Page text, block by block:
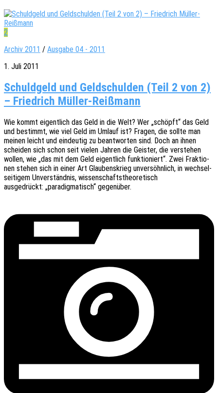
2
Archiv 2011 / Ausgabe 04 - 2011
1. Juli 2011
Schuldgeld und Geldschulden (Teil 2 von 2)
– Friedrich Müller-Reißmann
Wie kommt eigent­lich das Geld in die Welt? Wer „schöpft“ das Geld
und bestimmt, wie viel Geld im Umlauf ist? Fragen, die sollte man
meinen leicht und eindeu­tig zu beant­wor­ten sind. Doch an ihnen
schei­den sich schon seit vielen Jahren die Geis­ter, die verste­hen
wollen, wie „das mit dem Geld eigent­lich funk­tio­niert“. Zwei Frak­tio­
nen stehen sich in einer Art Glau­bens­krieg unver­söhn­lich, in wech­sel­
sei­ti­gem Unver­ständ­nis, wissenschaftstheoretisch
ausge­drückt: „para­dig­ma­tisch“ gegenüber.